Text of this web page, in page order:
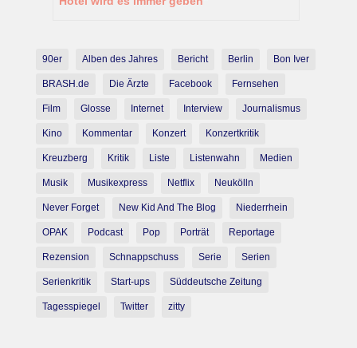
90er Alben des Jahres Bericht Berlin Bon Iver
BRASH.de Die Ärzte Facebook Fernsehen
Film Glosse Internet Interview Journalismus
Kino Kommentar Konzert Konzertkritik
Kreuzberg Kritik Liste Listenwahn Medien
Musik Musikexpress Netflix Neukölln
Never Forget New Kid And The Blog Niederrhein
OPAK Podcast Pop Porträt Reportage
Rezension Schnappschuss Serie Serien
Serienkritik Start-ups Süddeutsche Zeitung
Tagesspiegel Twitter zitty